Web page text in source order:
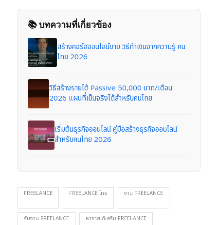
📚 บทความที่เกี่ยวข้อง
สร้างคอร์สออนไลน์ขาย วิธีทำเงินจากความรู้ คน
ไทย 2026
วิธีสร้างรายได้ Passive 50,000 บาท/เดือน
2026 แผนที่เป็นจริงได้สำหรับคนไทย
เริ่มต้นธุรกิจออนไลน์ คู่มือสร้างธุรกิจออนไลน์
สำหรับคนไทย 2026
FREELANCE FREELANCE ไทย งาน FREELANCE
รับงาน FREELANCE หารายได้เสริม FREELANCE